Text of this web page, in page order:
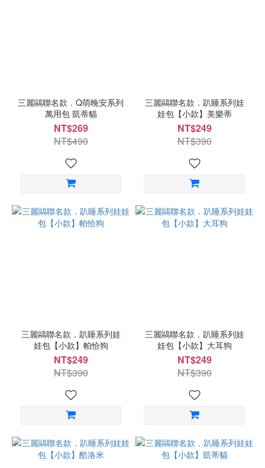
三麗鷗聯名款．Q萌晚安系列
萬用包 凱蒂貓
NT$269
NT$490
三麗鷗聯名款．趴睡系列娃
娃包【小款】美樂蒂
NT$249
NT$390
三麗鷗聯名款．趴睡系列娃
娃包【小款】帕恰狗
NT$249
NT$390
三麗鷗聯名款．趴睡系列娃
娃包【小款】大耳狗
NT$249
NT$390